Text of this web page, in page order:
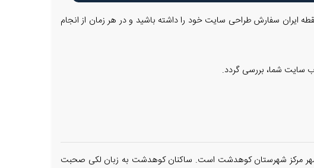
ایران سفارش طراحی سایت خود را داشته باشید و در هر زمان از انجام
سایت شما، بررسی گردد.
شهر مرکز شهرستان کوهدشت است. ساکنان کوهدشت به زبان لکی صحبت